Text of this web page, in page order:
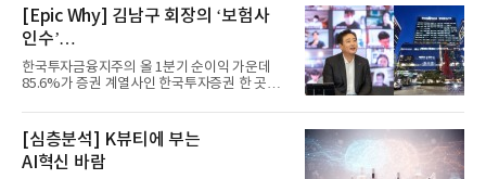
[Epic Why] 김남구 회장의 ‘보험사
인수’
발걸음이 신중해진 배경은?
한국투자금융지주의 올 1분기 순이익 가운데
85.6%가 증권 계열사인 한국투자증권 한 곳에
[심층분석] K뷰티에 부는
AI혁신 바람